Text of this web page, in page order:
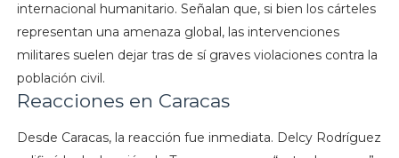
internacional humanitario. Señalan que, si bien los cárteles
representan una amenaza global, las intervenciones
militares suelen dejar tras de sí graves violaciones contra la
población civil.
Reacciones en Caracas
Desde Caracas, la reacción fue inmediata. Delcy Rodríguez